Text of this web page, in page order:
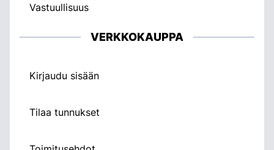
Vastuullisuus
VERKKOKAUPPA
Kirjaudu sisään
Tilaa tunnukset